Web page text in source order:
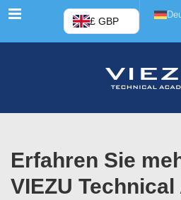
Menü £ GBP
Erfahren Sie
VIEZU